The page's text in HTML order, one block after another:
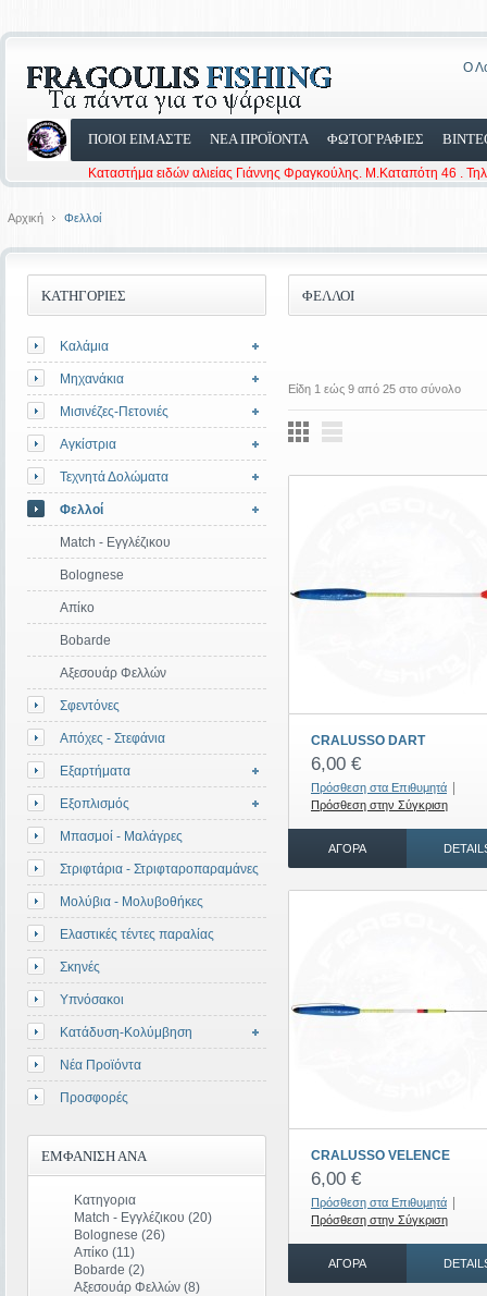
Ο
ΠΟΙΟΙ ΕΙΜΑΣΤΕ ΝΕΑ ΠΡΟΪΟΝΤΑ ΦΩΤΟΓΡΑΦΙΕΣ
Καταστήμα ειδών αλιείας Γιάννης Φραγκούλης. Μ.Καταπότη 46 .
Αρχική Φελλοί
ΦΕΛΛΟΊ
Είδη 1 εώς 9 από 25 στο σύνολο
CRALUSSO DART
6,00 €
Πρόσθεση στα Επιθυμητά
Πρόσθεση στην Σύγκριση
ΑΓΟΡΆ
CRALUSSO VELENCE
6,00 €
Πρόσθεση στα Επιθυμητά
Πρόσθεση στην Σύγκριση
ΑΓΟΡΆ
ΚΑΤΗΓΟΡΙΕΣ
Καλάμια
Μηχανάκια
Μισινέζες-Πετονιές
Αγκίστρια
Τεχνητά Δολώματα
Φελλοί
Match - Εγγλέζικου
Bolognese
Απίκο
Bobarde
Αξεσουάρ Φελλών
Σφεντόνες
Απόχες - Στεφάνια
Εξαρτήματα
Εξοπλισμός
Μπασμοί - Μαλάγρες
Στριφτάρια - Στριφταροπαραμάνες
Μολύβια - Μολυβοθήκες
Ελαστικές τέντες παραλίας
Σκηνές
Υπνόσακοι
Κατάδυση-Κολύμβηση
Νέα Προϊόντα
Προσφορές
ΕΜΦΆΝΙΣΗ ΑΝΆ
Κατηγορια
Match - Εγγλέζικου (20)
Bolognese (26)
Απίκο (11)
Bobarde (2)
Αξεσουάρ Φελλών (8)